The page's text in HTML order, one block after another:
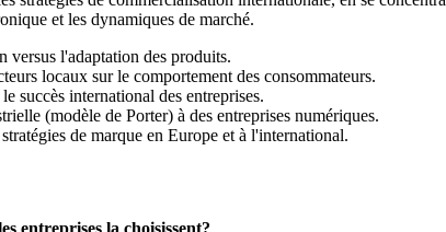
et les dynamiques de marché.
versus l'adaptation des produits.
locaux sur le comportement des consommateurs.
succès international des entreprises.
(modèle de Porter) à des entreprises numériques.
de marque en Europe et à l'international.